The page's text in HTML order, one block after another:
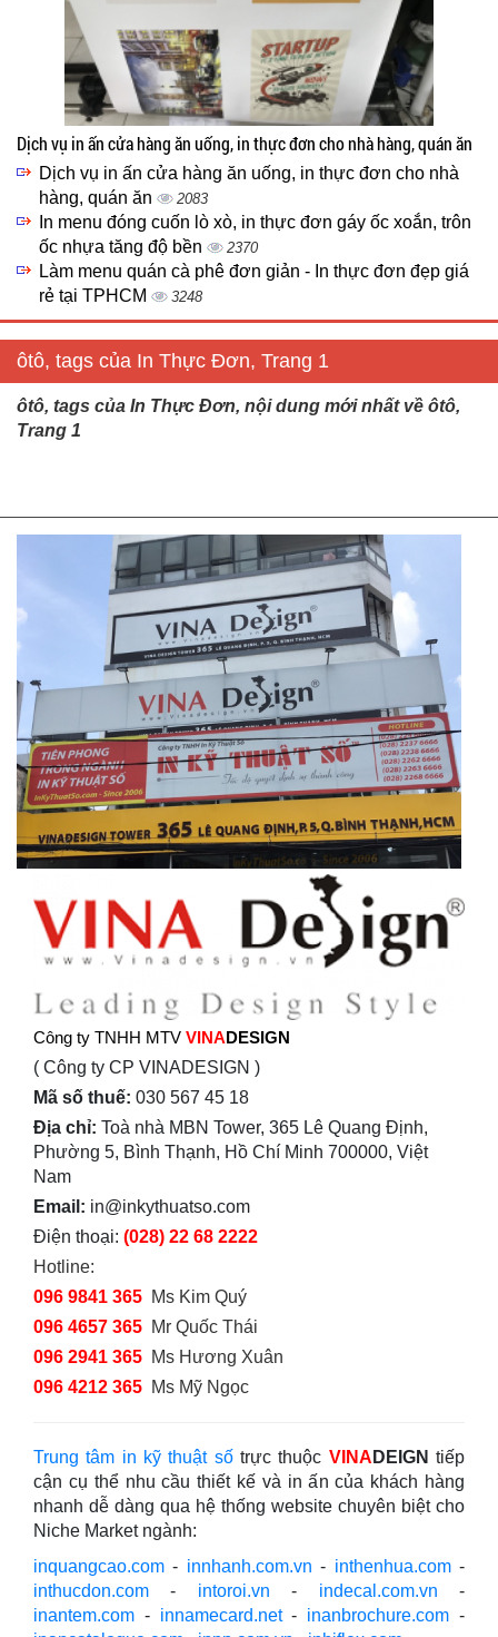
Dịch vụ in ấn cửa hàng ăn uống, in thực đơn cho nhà hàng, quán ăn
Dịch vụ in ấn cửa hàng ăn uống, in thực đơn cho nhà
hàng, quán ăn
2083
In menu đóng cuốn lò xò, in thực đơn gáy ốc xoắn, trôn
ốc nhựa tăng độ bền
2370
Làm menu quán cà phê đơn giản - In thực đơn đẹp giá
rẻ tại TPHCM
3248
ôtô, tags của In Thực Đơn, Trang 1
ôtô, tags của In Thực Đơn, nội dung mới nhất về ôtô,
Trang 1
Công ty TNHH MTV VINADESIGN
( Công ty CP VINADESIGN )
Mã số thuế: 030 567 45 18
Địa chỉ: Toà nhà MBN Tower, 365 Lê Quang Định,
Phường 5, Bình Thạnh, Hồ Chí Minh 700000, Việt
Nam
Email: in@inkythuatso.com
Điện thoại: (028) 22 68 2222
Hotline:
096 9841 365 Ms Kim Quý
096 4657 365 Mr Quốc Thái
096 2941 365 Ms Hương Xuân
096 4212 365 Ms Mỹ Ngọc
Trung tâm in kỹ thuật sốtrực thuộc VINA DEIGN tiếp
cận cụ thể nhu cầu thiết kế và in ấn của khách hàng
nhanh dễ dàng qua hệ thống website chuyên biệt cho
Niche Market ngành:
inquangcao.com - innhanh.com.vn - inthenhua.com-
inthucdon.com - intoroi.vn - indecal.com.vn -
inantem.com - innamecard.net- inanbrochure.com -